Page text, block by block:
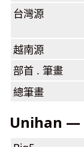
台灣源
越南源
部首 . 筆畫
總筆畫
Unihan —